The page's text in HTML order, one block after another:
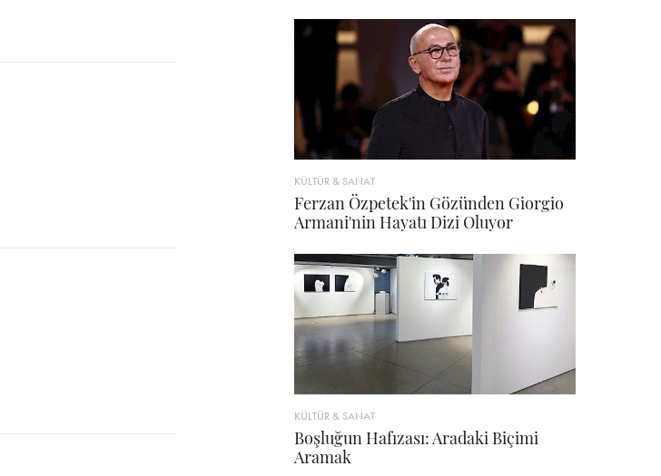
KÜLTÜR & SANAT
Ferzan Özpetek'in Gözünden Giorgio
Armani'nin Hayatı Dizi Oluyor
KÜLTÜR & SANAT
Boşluğun Hafızası: Aradaki Biçimi
Aramak